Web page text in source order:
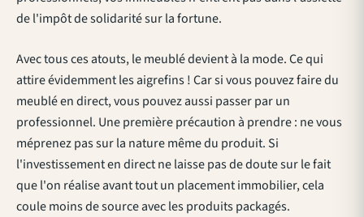
de l'impôt de solidarité sur la fortune.
Avec tous ces atouts, le meublé devient à la mode. Ce qui
attire évidemment les aigrefins ! Car si vous pouvez faire du
meublé en direct, vous pouvez aussi passer par un
professionnel. Une première précaution à prendre : ne vous
méprenez pas sur la nature même du produit. Si
l'investissement en direct ne laisse pas de doute sur le fait
que l'on réalise avant tout un placement immobilier, cela
coule moins de source avec les produits packagés.